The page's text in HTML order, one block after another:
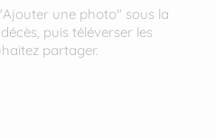
une photo" sous la
puis téléverser les
partager.